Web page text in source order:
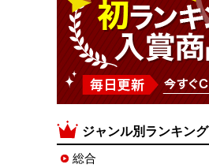
ジャンル別ランキング
総合